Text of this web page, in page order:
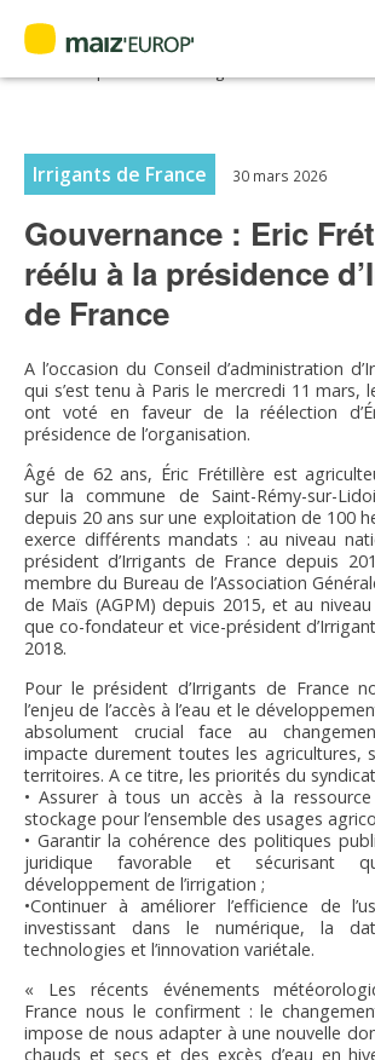
MAIZ’EUROP’
AGPM
CERTIFICATION CE2+
AGPM MAÏS DOUX
AGPM MAÏS SEMENCE
FNPSMS
CEPM
IRRIGANTS DE FRANCE
GERM-SERVICES
EMPLOI
ACTUALITÉS
Accueil >Maiz'Europ'>
Irrigants de France 30 mars 2026
Gouvernance : Eric
réélu à la présidence
de France
A l’occasion du Conseil d’administration
qui s’est tenu à Paris le mercredi 11 mars,
ont voté en faveur de la réélection
présidence de l’organisation.
Âgé de 62 ans, Éric Frétillère est
sur la commune de Saint-Rémy-sur-
depuis 20 ans sur une exploitation de 100
exerce différents mandats : au niveau
président d’Irrigants de France depuis
membre du Bureau de l’Association
de Maïs (AGPM) depuis 2015, et au
que co-fondateur et vice-président
2018.
Pour le président d’Irrigants de France
l’enjeu de l’accès à l’eau et le
absolument crucial face au
impacte durement toutes les agricultures,
territoires. A ce titre, les priorités du
• Assurer à tous un accès à la
stockage pour l’ensemble des usages
• Garantir la cohérence des politiques
juridique favorable et sécurisant
développement de l’irrigation ;
•Continuer à améliorer l’efficience de
investissant dans le numérique, la
technologies et l’innovation variétale.
« Les récents événements
France nous le confirment : le
impose de nous adapter à une nouvelle
chauds et secs et des excès d’eau en